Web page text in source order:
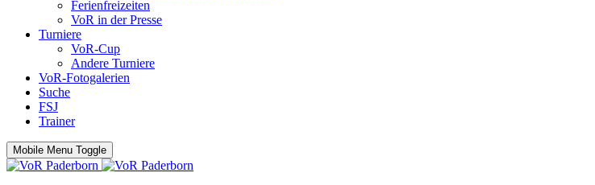
Ferienfreizeiten
VoR in der Presse
Turniere
VoR-Cup
Andere Turniere
VoR-Fotogalerien
Suche
FSJ
Trainer
Mobile Menu Toggle